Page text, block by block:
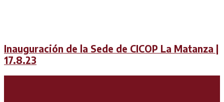
Inauguración de la Sede de CICOP La Matanza |
17.8.23